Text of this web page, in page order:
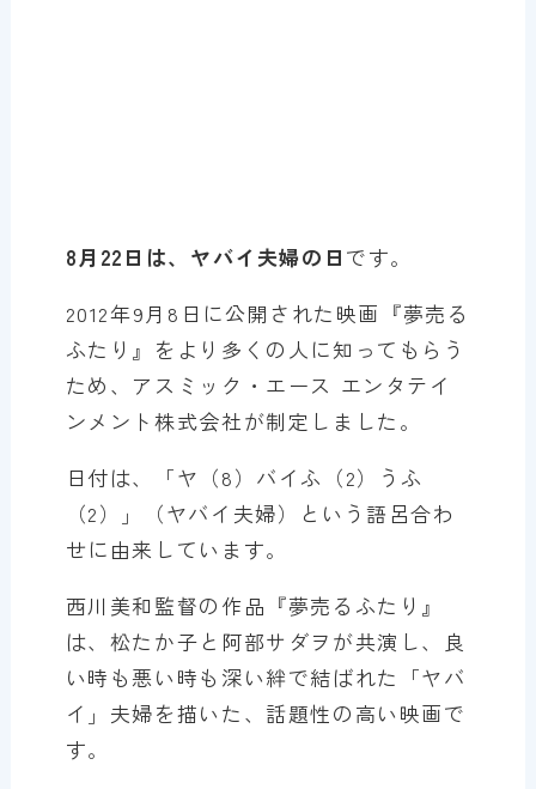
8月22日は、ヤバイ夫婦の日 です。
2012年9月8日に公開された映画『夢売る
ふたり』をより多くの人に知ってもらう
ため、アスミック・エース エンタテイ
ンメント株式会社が制定しました。
日付は、「ヤ（8）バイふ（2）うふ
（2）」（ヤバイ夫婦）という語呂合わ
せに由来しています。
西川美和監督の作品『夢売るふたり』
は、松たか子と阿部サダヲが共演し、良
い時も悪い時も深い絆で結ばれた「ヤバ
イ」夫婦を描いた、話題性の高い映画で
す。